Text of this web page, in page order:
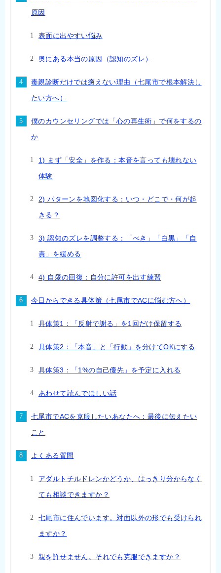
原因
表面に出やすい悩み
奥にある本当の原因（認知のズレ）
毒親診断だけでは癒えない理由（七尾市で根本解決し
たい方へ）
僕のカウンセリングでは「心の再生術」で何をするの
か
1) まず「安全」を作る：本音を言っても壊れない
体験
2) パターンを地図化する：いつ・どこで・何が起
きる？
3) 認知のズレを調整する：「べき」「白黒」「自
責」を緩める
4) 自愛の回復：自分に許可を出す練習
今日からできる具体策（七尾市でACに悩む方へ）
具体策1：「反射で謝る」を1回だけ保留する
具体策2：「本音」と「行動」を分けてOKにする
具体策3：「1%の自己優先」を予定に入れる
あわせて読んでほしい話
七尾市でACを克服したいあなたへ：最後に伝えたい
こと
よくある質問
アダルトチルドレンかどうか、はっきり分からなく
ても相談できますか？
七尾市に住んでいます。対面以外の形でも受けられ
ますか？
親を許せません。それでも克服できますか？